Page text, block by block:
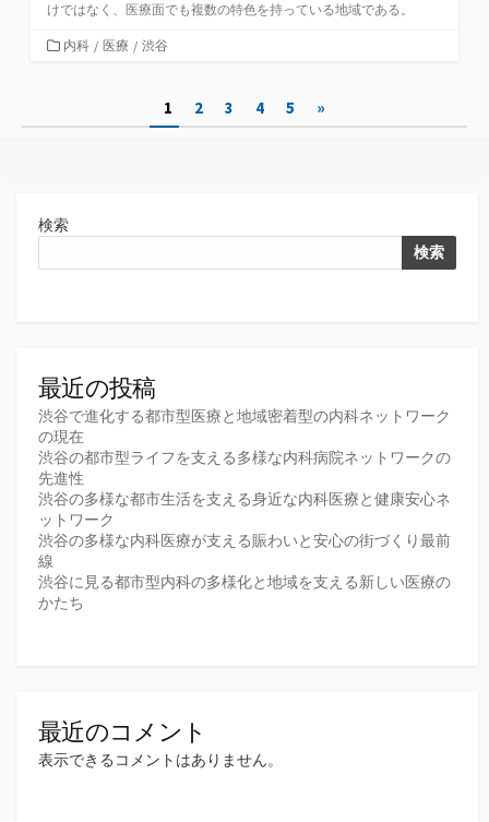
けではなく、医療面でも複数の特色を持っている地域である。
カ
ー
内科 / 医療 / 渋谷
ペ
り
1 2 3 4 5 »
検索
検索
最近の投稿
渋谷で進化する都市型医療と地域密着型の内科ネットワーク
の現在
渋谷の都市型ライフを支える多様な内科病院ネットワークの
先進性
渋谷の多様な都市生活を支える身近な内科医療と健康安心ネ
ットワーク
渋谷の多様な内科医療が支える賑わいと安心の街づくり最前
線
渋谷に見る都市型内科の多様化と地域を支える新しい医療の
かたち
最近のコメント
表示できるコメントはありません。